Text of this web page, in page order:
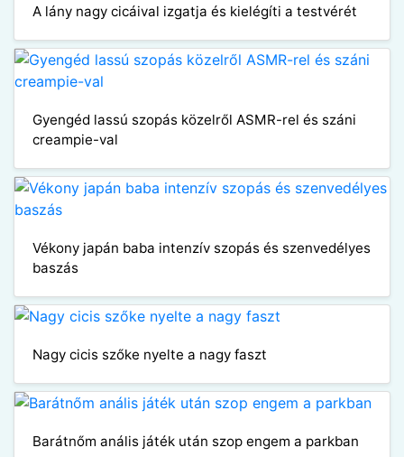
A lány nagy cicáival izgatja és kielégíti a testvérét
Gyengéd lassú szopás közelről ASMR-rel és száni
creampie-val
Vékony japán baba intenzív szopás és szenvedélyes
baszás
Nagy cicis szőke nyelte a nagy faszt
Barátnőm anális játék után szop engem a parkban